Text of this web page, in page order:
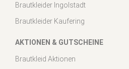
Brautkleider Ingolstadt
Brautkleider Kaufering
AKTIONEN & GUTSCHEINE
Brautkleid Aktionen